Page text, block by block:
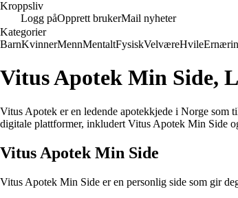
Kroppsliv
Logg påOpprett brukerMail nyheter
Kategorier
BarnKvinnerMennMentaltFysiskVelværeHvile
Vitus Apotek Min Side,
Vitus Apotek er en ledende apotekkjede i Norge som
digitale plattformer, inkludert Vitus Apotek Min Side
Vitus Apotek Min Side
Vitus Apotek Min Side er en personlig side som gir